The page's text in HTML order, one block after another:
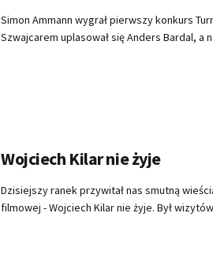
Simon Ammann wygrał pierwszy konkurs
Szwajcarem uplasował się Anders Bardal, a
Wojciech Kilar nie żyje
Dzisiejszy ranek przywitał nas smutną
filmowej - Wojciech Kilar nie żyje. Był